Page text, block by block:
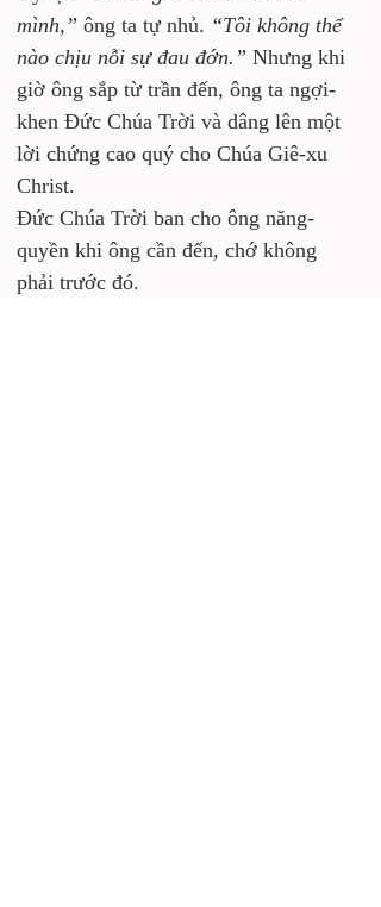
mình,” ông ta tự nhủ. “Tôi không thể
nào chịu nỗi sự đau đớn.” Nhưng khi
giờ ông sắp từ trần đến, ông ta ngợi-
khen Đức Chúa Trời và dâng lên một
lời chứng cao quý cho Chúa Giê-xu
Christ.
Đức Chúa Trời ban cho ông năng-
quyền khi ông cần đến, chớ không
phải trước đó.